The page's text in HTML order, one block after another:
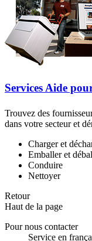
Services Aide
Trouvez des
dans votre secteur et
Charger et
Emballer et
Conduire
Nettoyer
Retour
Haut de la page
Pour nous contacter
Service en